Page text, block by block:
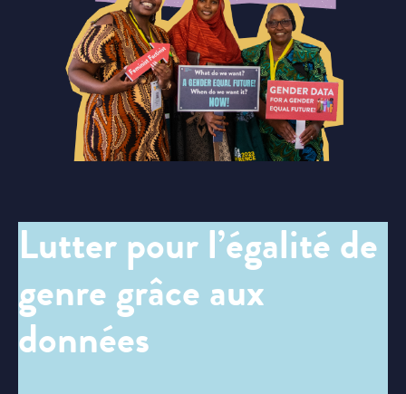
Lutter pour l’égalité de
genre grâce aux
données